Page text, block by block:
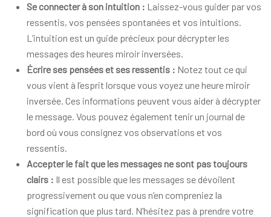
Se connecter à son intuition : Laissez-vous guider par vos
ressentis, vos pensées spontanées et vos intuitions.
L’intuition est un guide précieux pour décrypter les
messages des heures miroir inversées.
Écrire ses pensées et ses ressentis : Notez tout ce qui
vous vient à l’esprit lorsque vous voyez une heure miroir
inversée. Ces informations peuvent vous aider à décrypter
le message. Vous pouvez également tenir un journal de
bord où vous consignez vos observations et vos
ressentis.
Accepter le fait que les messages ne sont pas toujours
clairs : Il est possible que les messages se dévoilent
progressivement ou que vous n’en compreniez la
signification que plus tard. N’hésitez pas à prendre votre